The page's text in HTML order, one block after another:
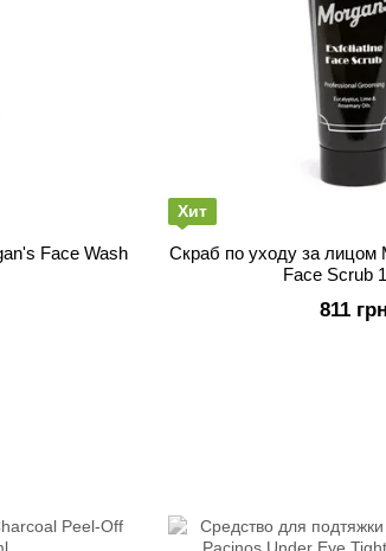
Face Wash
Хит
Скраб по уходу за лицом
Face Scrub
811 грн